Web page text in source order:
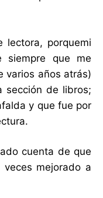
lectora, porquemi
siempre que me
varios años atrás)
sección de libros;
y que fue por
cuenta de que
mejorado a